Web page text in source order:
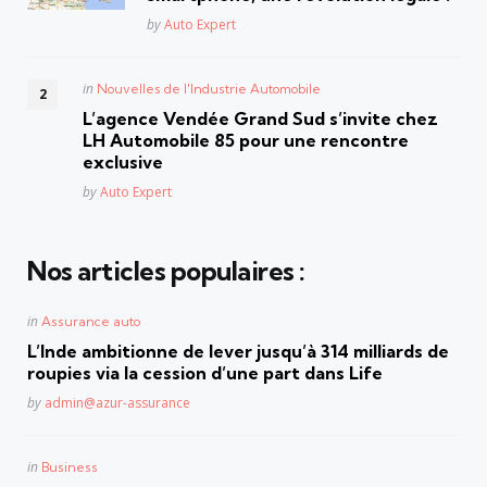
Posted
byAuto Expert
Posted
in Nouvelles de l'Industrie Automobile
L’agence Vendée Grand Sud s’invite chez
LH Automobile 85 pour une rencontre
exclusive
Posted
byAuto Expert
Nos articles populaires :
Posted
in Assurance auto
L’Inde ambitionne de lever jusqu’à 314 milliards de
roupies via la cession d’une part dans Life
Posted
by admin@azur-assurance
Posted
in Business